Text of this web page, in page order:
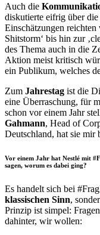
Auch die
diskutierte eifrig über
Einschätzungen reichten
Shitstorm‘ bis hin zur
des Thema auch in die
Aktion meist kritisch
ein Publikum, welches
Zum Jahrestag ist die
eine Überraschung, für
schon vor einem Jahr
Gahmann, Head of
Deutschland, hat sie mir
Vor einem Jahr hat Nestlé mit
sagen, worum es dabei ging?
Es handelt sich bei
klassischen Sinn,
Prinzip ist simpel:
dahinter, wir wollen: